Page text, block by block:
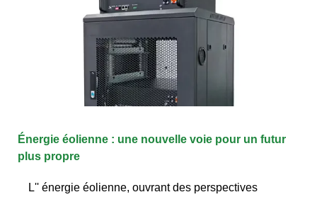
Énergie éolienne : une nouvelle voie pour un futur
plus propre
L'' énergie éolienne, ouvrant des perspectives